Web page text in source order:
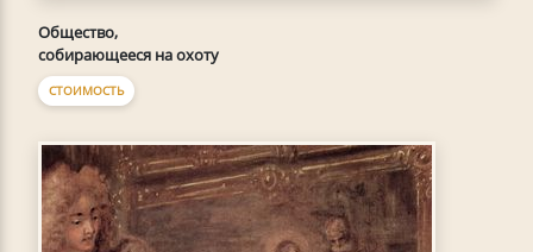
Общество,
собирающееся на охоту
СТОИМОСТЬ